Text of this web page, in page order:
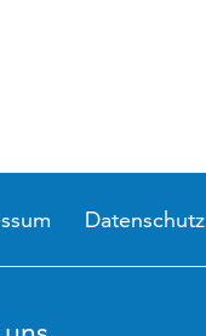
Datenschutz